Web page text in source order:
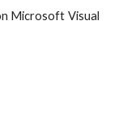
Microsoft Visual